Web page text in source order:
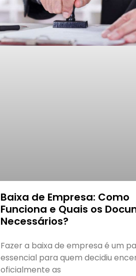
Baixa de Empresa: Como
Funciona e Quais os
Necessários?
Fazer a baixa de empresa é um
essencial para quem decidiu
oficialmente as